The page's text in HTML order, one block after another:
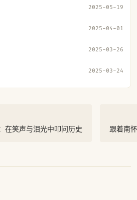
2025-05-19
2025-04-01
2025-03-26
2025-03-24
在笑声与泪光中叩问历史 跟着南